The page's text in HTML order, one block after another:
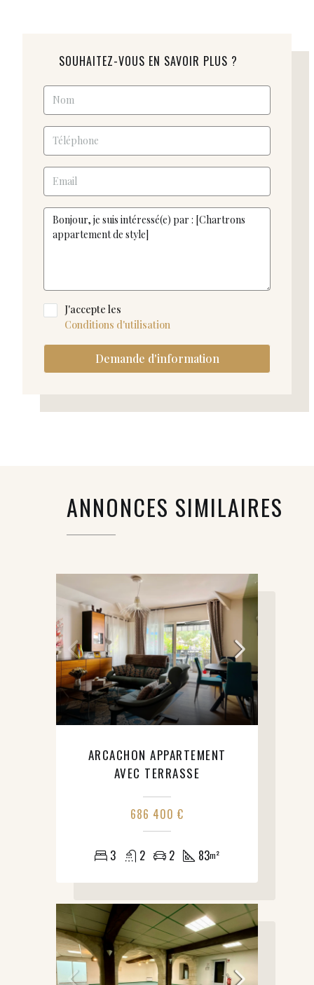
SOUHAITEZ-VOUS EN SAVOIR PLUS ?
J'accepte les
Conditions d'utilisation
Demande d'information
ANNONCES SIMILAIRES
ARCACHON APPARTEMENT
AVEC TERRASSE
686 400 €
3 2 2 83m²